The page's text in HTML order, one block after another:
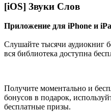
[iOS] Звуки Слов
Приложение для iPhone и
Слушайте тысячи аудиокниг
вся библиотека доступна
Получите моментально и
бонусов в подарок,
бесплатные призы.